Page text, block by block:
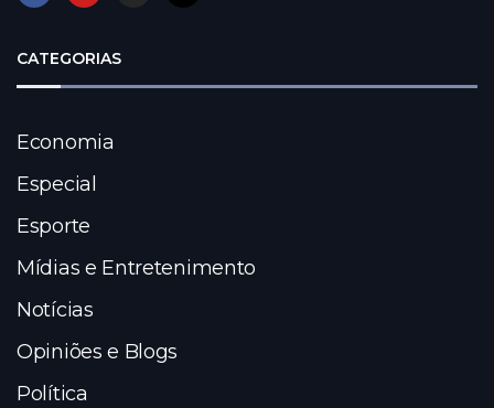
CATEGORIAS
Economia
Especial
Esporte
Mídias e Entretenimento
Notícias
Opiniões e Blogs
Política